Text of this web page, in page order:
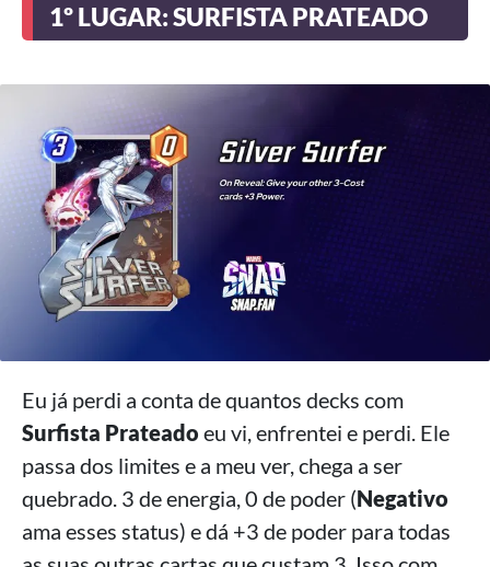
1º LUGAR: SURFISTA PRATEADO
Eu já perdi a conta de quantos decks com
Surfista Prateado eu vi, enfrentei e perdi. Ele
passa dos limites e a meu ver, chega a ser
quebrado. 3 de energia, 0 de poder (Negativo
ama esses status) e dá +3 de poder para todas